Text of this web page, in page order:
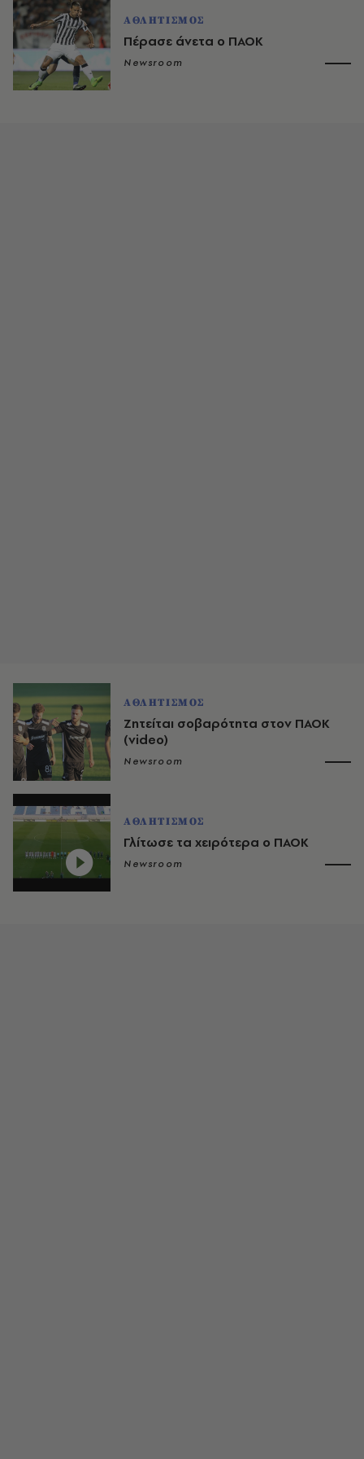
ΑΘΛΗΤΙΣΜΟΣ
Πέρασε άνετα ο ΠΑΟΚ
Newsroom
ΑΘΛΗΤΙΣΜΟΣ
Ζητείται σοβαρότητα στον ΠΑΟΚ
(video)
Newsroom
ΑΘΛΗΤΙΣΜΟΣ
Γλίτωσε τα χειρότερα ο ΠΑΟΚ
Newsroom